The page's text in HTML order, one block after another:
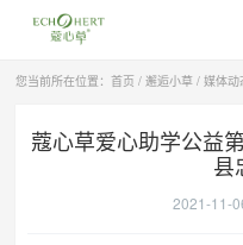
您当前所在位置：首页 /邂逅小草 /媒体动
蔻心草爱心助学公益
县
2021-11-